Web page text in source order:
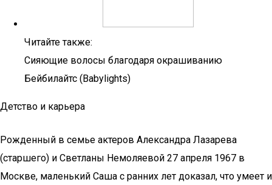
Читайте также:
Сияющие волосы благодаря окрашиванию
Бейбилайтс (Babylights)
Детство и карьера
Рожденный в семье актеров Александра Лазарева
(старшего) и Светланы Немоляевой 27 апреля 1967 в
Москве, маленький Саша с ранних лет доказал, что умеет и